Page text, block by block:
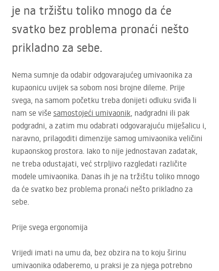
je na tržištu toliko mnogo da će
svatko bez problema pronaći nešto
prikladno za sebe.
Nema sumnje da odabir odgovarajućeg umivaonika za
kupaonicu uvijek sa sobom nosi brojne dileme. Prije
svega, na samom početku treba donijeti odluku sviđa li
nam se više samostojeći umivaonik, nadgradni ili pak
podgradni, a zatim mu odabrati odgovarajuću miješalicu i,
naravno, prilagoditi dimenzije samog umivaonika veličini
kupaonskog prostora. Iako to nije jednostavan zadatak,
ne treba odustajati, već strpljivo razgledati različite
modele umivaonika. Danas ih je na tržištu toliko mnogo
da će svatko bez problema pronaći nešto prikladno za
sebe.
Prije svega ergonomija
Vrijedi imati na umu da, bez obzira na to koju širinu
umivaonika odaberemo, u praksi je za njega potrebno